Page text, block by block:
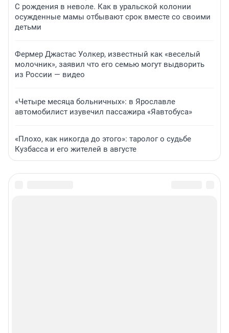
С рождения в неволе. Как в уральской колонии
осужденные мамы отбывают срок вместе со своими
детьми
Фермер Джастас Уолкер, известный как «веселый
молочник», заявил что его семью могут выдворить
из России — видео
«Четыре месяца больничных»: в Ярославле
автомобилист изувечил пассажира «Яавтобуса»
«Плохо, как никогда до этого»: таролог о судьбе
Кузбасса и его жителей в августе